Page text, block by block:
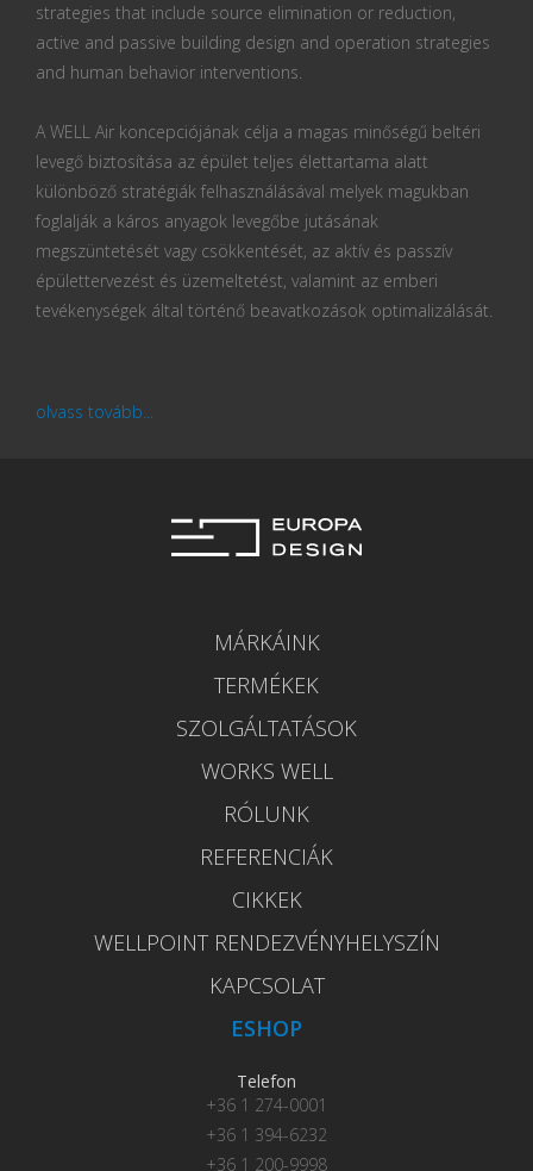
strategies that include source elimination or reduction,
active and passive building design and operation strategies
and human behavior interventions.
A WELL Air koncepciójának célja a magas minőségű beltéri
levegő biztosítása az épület teljes élettartama alatt
különböző stratégiák felhasználásával melyek magukban
foglalják a káros anyagok levegőbe jutásának
megszüntetését vagy csökkentését, az aktív és passzív
épülettervezést és üzemeltetést, valamint az emberi
tevékenységek által történő beavatkozások optimalizálását.
olvass tovább...
MÁRKÁINK
TERMÉKEK
SZOLGÁLTATÁSOK
WORKS WELL
RÓLUNK
REFERENCIÁK
CIKKEK
WELLPOINT RENDEZVÉNYHELYSZÍN
KAPCSOLAT
ESHOP
Telefon
+36 1 274-0001
+36 1 394-6232
+36 1 200-9998